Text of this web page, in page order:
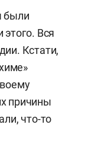
были
этого. Вся
Кстати,
причины
что-то